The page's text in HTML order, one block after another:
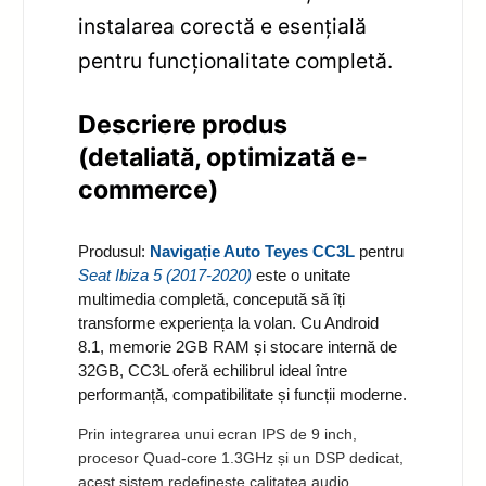
instalarea corectă e esențială
pentru funcționalitate completă.
Descriere produs
(detaliată, optimizată e-
commerce)
Produsul: Navigație Auto Teyes CC3L pentru
Seat Ibiza 5 (2017-2020) este o unitate
multimedia completă, concepută să îți
transforme experiența la volan. Cu Android
8.1, memorie 2GB RAM și stocare internă de
32GB, CC3L oferă echilibrul ideal între
performanță, compatibilitate și funcții moderne.
Prin integrarea unui ecran IPS de 9 inch,
procesor Quad-core 1.3GHz și un DSP dedicat,
acest sistem redefinește calitatea audio,